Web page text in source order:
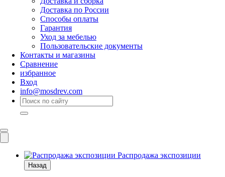
Доставка по России
Способы оплаты
Гарантия
Уход за мебелью
Пользовательские документы
Контакты и магазины
Сравнение
избранное
Вход
info@mosdrev.com
Распродажа экспозиции
Назад